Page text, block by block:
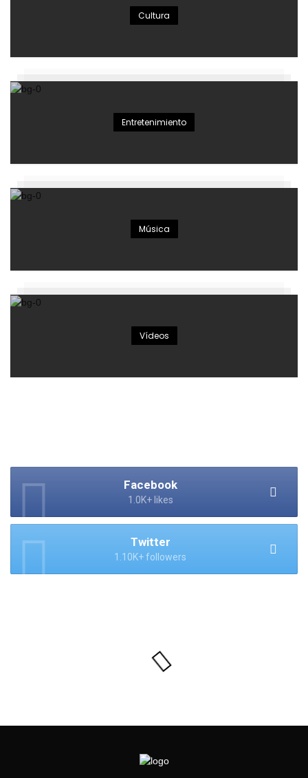
Cultura
Entretenimiento
Música
Vídeos
Facebook
1.0K+ likes
Twitter
1.10K+ followers